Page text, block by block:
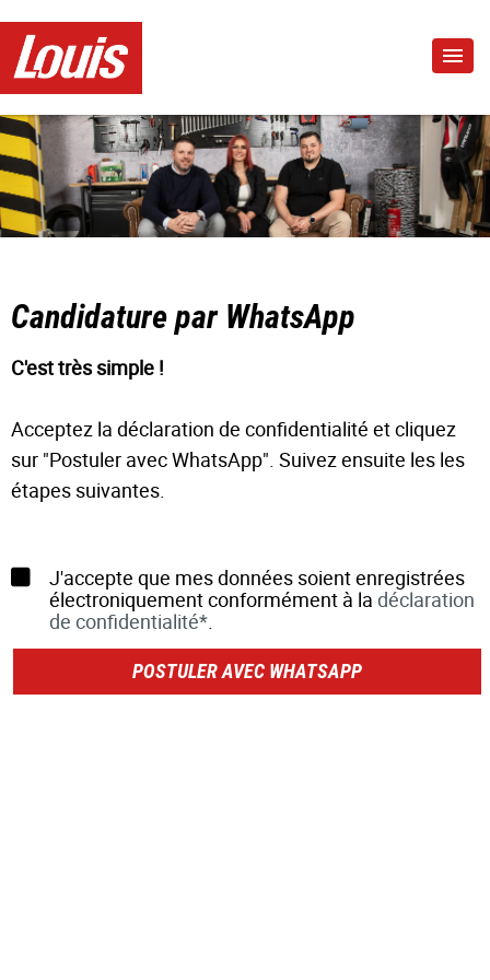
Candidature par WhatsApp
C'est très simple !
Acceptez la déclaration de confidentialité et cliquez
sur "Postuler avec WhatsApp". Suivez ensuite les les
étapes suivantes.
J'accepte que mes données soient enregistrées
électroniquement conformément à la déclaration
de confidentialité*.
POSTULER AVEC WHATSAPP